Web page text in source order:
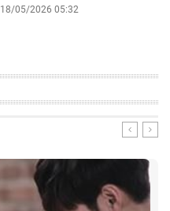
18/05/2026 05:32